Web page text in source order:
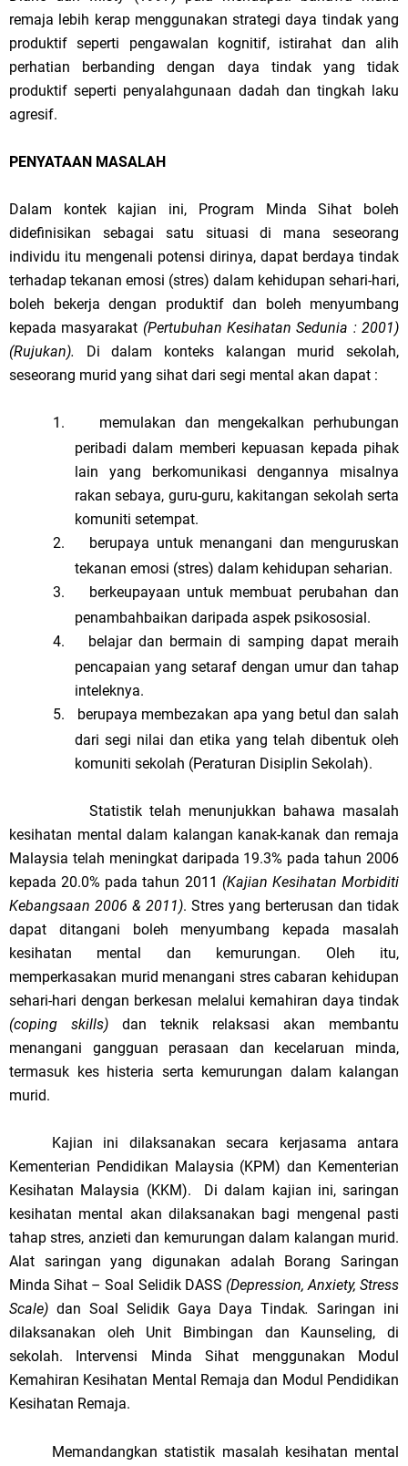
remaja lebih kerap menggunakan strategi daya tindak yang
produktif seperti pengawalan kognitif, istirahat dan alih
perhatian berbanding dengan daya tindak yang tidak
produktif seperti penyalahgunaan dadah dan tingkah laku
agresif.
PENYATAAN MASALAH
Dalam kontek kajian ini, Program Minda Sihat boleh
didefinisikan sebagai satu situasi di mana seseorang
individu itu mengenali potensi dirinya, dapat berdaya tindak
terhadap tekanan emosi (stres) dalam kehidupan sehari-hari,
boleh bekerja dengan produktif dan boleh menyumbang
kepada masyarakat (Pertubuhan Kesihatan Sedunia : 2001)
(Rujukan).
Di dalam konteks kalangan murid sekolah,
seseorang murid yang sihat dari segi mental akan dapat :
1.
memulakan dan mengekalkan perhubungan
peribadi dalam memberi kepuasan kepada pihak
lain yang berkomunikasi dengannya misalnya
rakan sebaya, guru-guru, kakitangan sekolah serta
komuniti setempat.
2.
berupaya untuk menangani dan menguruskan
tekanan emosi (stres) dalam kehidupan seharian.
3.
berkeupayaan untuk membuat perubahan dan
penambahbaikan daripada aspek psikososial.
4.
belajar dan bermain di samping dapat meraih
pencapaian yang setaraf dengan umur dan tahap
inteleknya.
5.
berupaya membezakan apa yang betul dan salah
dari segi nilai dan etika yang telah dibentuk oleh
komuniti sekolah (Peraturan Disiplin Sekolah).
Statistik telah menunjukkan bahawa masalah
kesihatan mental dalam kalangan kanak-kanak dan remaja
Malaysia telah meningkat daripada 19.3% pada tahun 2006
kepada 20.0% pada tahun 2011 (Kajian Kesihatan Morbiditi
Kebangsaan 2006 & 2011). Stres yang berterusan dan tidak
dapat ditangani boleh menyumbang kepada masalah
kesihatan mental dan kemurungan. Oleh itu,
memperkasakan murid menangani stres cabaran kehidupan
sehari-hari dengan berkesan melalui kemahiran daya tindak
(coping skills) dan teknik relaksasi akan membantu
menangani gangguan perasaan dan kecelaruan minda,
termasuk kes histeria serta kemurungan dalam kalangan
murid.
Kajian ini dilaksanakan secara kerjasama antara
Kementerian Pendidikan Malaysia (KPM) dan Kementerian
Kesihatan Malaysia (KKM). Di dalam kajian ini, saringan
kesihatan mental akan dilaksanakan bagi mengenal pasti
tahap stres, anzieti dan kemurungan dalam kalangan murid.
Alat saringan yang digunakan adalah Borang Saringan
Minda Sihat – Soal Selidik DASS (Depression, Anxiety, Stress
Scale) dan Soal Selidik Gaya Daya Tindak. Saringan ini
dilaksanakan oleh Unit Bimbingan dan Kaunseling, di
sekolah. Intervensi Minda Sihat menggunakan Modul
Kemahiran Kesihatan Mental Remaja dan Modul Pendidikan
Kesihatan Remaja.
Memandangkan statistik masalah kesihatan mental